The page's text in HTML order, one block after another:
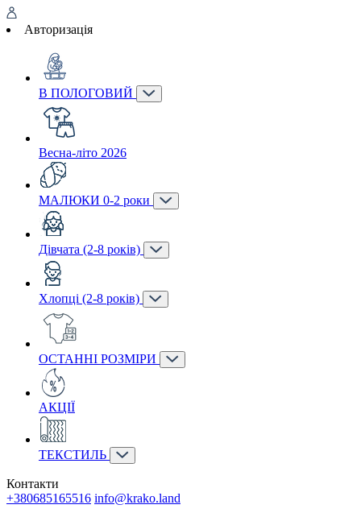
Авторизація
В ПОЛОГОВИЙ
Весна-літо 2026
МАЛЮКИ 0-2 роки
Дівчата (2-8 років)
Хлопці (2-8 років)
ОСТАННІ РОЗМІРИ
АКЦІЇ
ТЕКСТИЛЬ
Контакти
+380685165516 info@krako.land